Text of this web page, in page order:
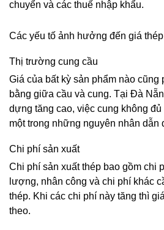
chuyển và các thuế nhập khẩu.
Các yếu tố ảnh hưởng đến giá
Thị trường cung cầu
Giá của bất kỳ sản phẩm nào cũng
bằng giữa cầu và cung. Tại Đà
dựng tăng cao, việc cung không
một trong những nguyên nhân dẫn
Chi phí sản xuất
Chi phí sản xuất thép bao gồm chi
lượng, nhân công và chi phí khác
thép. Khi các chi phí này tăng thì
theo.